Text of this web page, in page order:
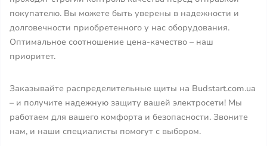
покупателю. Вы можете быть уверены в надежности и
долговечности приобретенного у нас оборудования.
Оптимальное соотношение цена-качество – наш
приоритет.
Заказывайте распределительные щиты на Budstart.com.ua
– и получите надежную защиту вашей электросети! Мы
работаем для вашего комфорта и безопасности. Звоните
нам, и наши специалисты помогут с выбором.